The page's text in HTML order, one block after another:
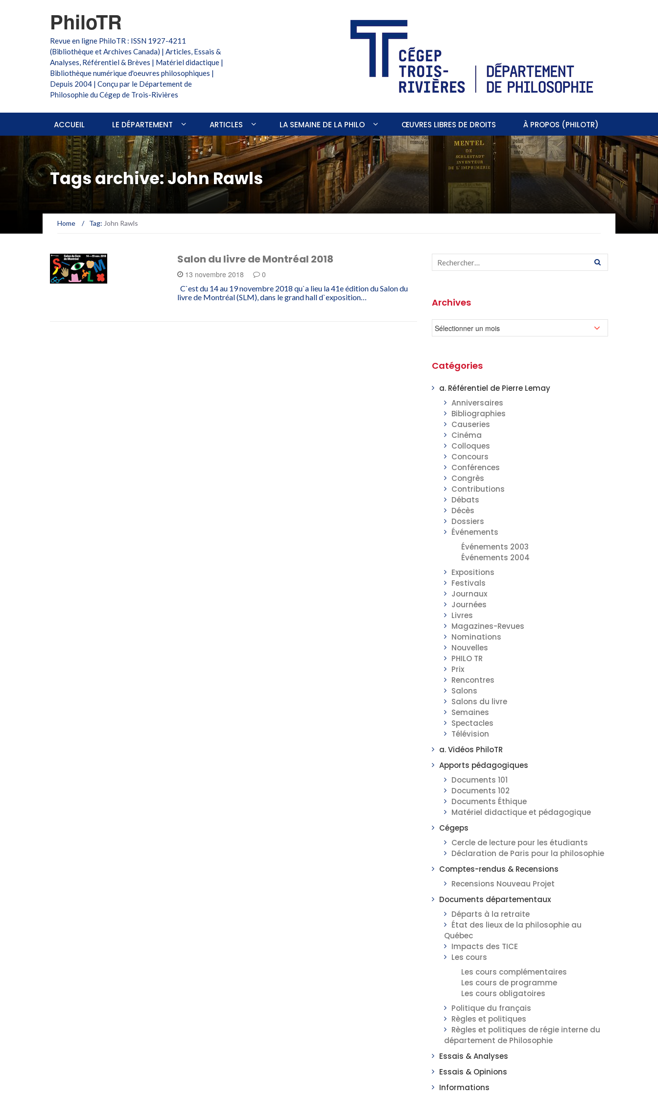
PhiloTR
Revue en ligne PhiloTR : ISSN 1927-4211
(Bibliothèque et Archives Canada) | Articles, Essais &
Analyses, Référentiel & Brèves | Matériel didactique |
Bibliothèque numérique d'oeuvres philosophiques |
Depuis 2004 | Conçu par le Département de
Philosophie du Cégep de Trois-Rivières
ACCUEIL LE DÉPARTEMENT ARTICLES LA SEMAINE DE LA PHILO ŒUVRES LIBRES DE DROITS À PROPOS (PHILOTR)
Tags archive: John Rawls
Home / Tag: John Rawls
Salon du livre de Montréal 2018
13 novembre 2018 0
C`est du 14 au 19 novembre 2018 qu`a lieu la 41e édition du Salon du
livre de Montréal (SLM), dans le grand hall d`exposition…
Archives
Catégories
a. Référentiel de Pierre Lemay
Anniversaires
Bibliographies
Causeries
Cinéma
Colloques
Concours
Conférences
Congrès
Contributions
Débats
Décès
Dossiers
Événements
Événements 2003
Événements 2004
Expositions
Festivals
Journaux
Journées
Livres
Magazines-Revues
Nominations
Nouvelles
PHILO TR
Prix
Rencontres
Salons
Salons du livre
Semaines
Spectacles
Télévision
a. Vidéos PhiloTR
Apports pédagogiques
Documents 101
Documents 102
Documents Éthique
Matériel didactique et pédagogique
Cégeps
Cercle de lecture pour les étudiants
Déclaration de Paris pour la philosophie
Comptes-rendus & Recensions
Recensions Nouveau Projet
Documents départementaux
Départs à la retraite
État des lieux de la philosophie au
Québec
Impacts des TICE
Les cours
Les cours complémentaires
Les cours de programme
Les cours obligatoires
Politique du français
Règles et politiques
Règles et politiques de régie interne du
département de Philosophie
Essais & Analyses
Essais & Opinions
Informations